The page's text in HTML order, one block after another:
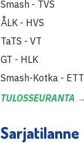
Smash - TVS
ÅLK - HVS
TaTS - VT
GT - HLK
Smash-Kotka - ETT
TULOSSEURANTA
Sarjatilanne